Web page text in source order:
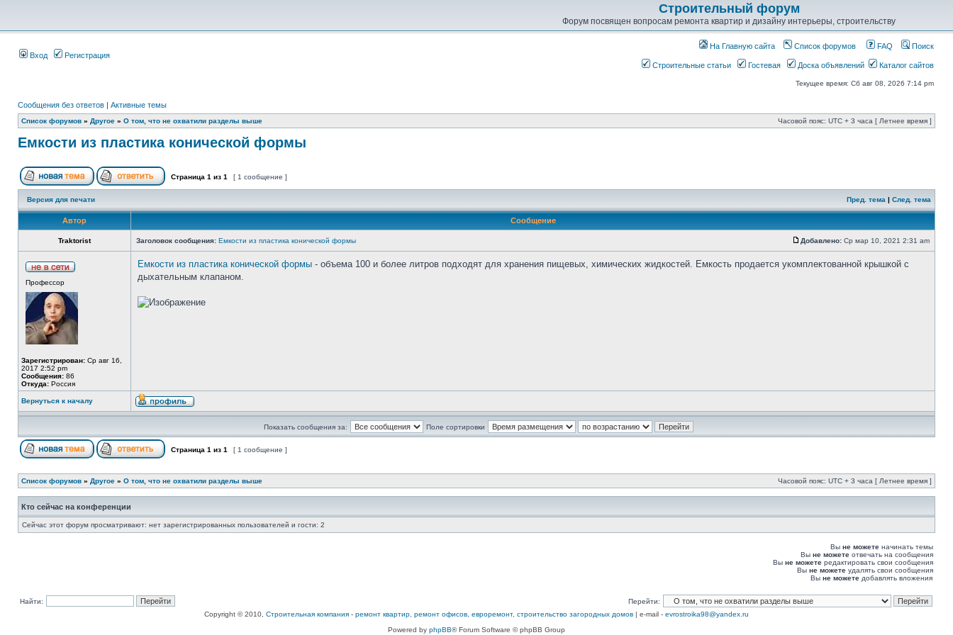
Строительный форум
Форум посвящен вопросам ремонта квартир и дизайну интерьеры, строительству
Вход Регистрация
На Главную сайта Список форумов FAQ Поиск
Строительные статьи Гостевая Доска объявлений Каталог сайтов
Текущее время: Сб авг 08, 2026 7:14 pm
Сообщения без ответов | Активные темы
Список форумов » Другое » О том, что не охватили разделы выше Часовой пояс: UTC + 3 часа [ Летнее время ]
Емкости из пластика конической формы
Страница 1 из 1 [ 1 сообщение ]
Версия для печати Пред. тема | След. тема
Автор Сообщение
Traktorist Заголовок сообщения: Емкости из пластика конической формы Добавлено: Ср мар 10, 2021 2:31 am
Профессор
Зарегистрирован: Ср авг 16,
2017 2:52 pm
Сообщения: 86
Откуда: Россия
Емкости из пластика конической формы - объема 100 и более литров подходят для хранения пищевых, химических жидкостей. Емкость продается укомплектованной крышкой с
дыхательным клапаном.
Вернуться к началу
Показать сообщения за: Поле сортировки
Страница 1 из 1 [ 1 сообщение ]
Список форумов » Другое » О том, что не охватили разделы выше Часовой пояс: UTC + 3 часа [ Летнее время ]
Кто сейчас на конференции
Сейчас этот форум просматривают: нет зарегистрированных пользователей и гости: 2
Вы не можете начинать темы
Вы не можете отвечать на сообщения
Вы не можете редактировать свои сообщения
Вы не можете удалять свои сообщения
Вы не можете добавлять вложения
Найти:
Перейти:
Copyright © 2010, Строительная компания - ремонт квартир, ремонт офисов, евроремонт, строительство загородных домов | e-mail - evrostroika98@yandex.ru
Powered by phpBB® Forum Software © phpBB Group